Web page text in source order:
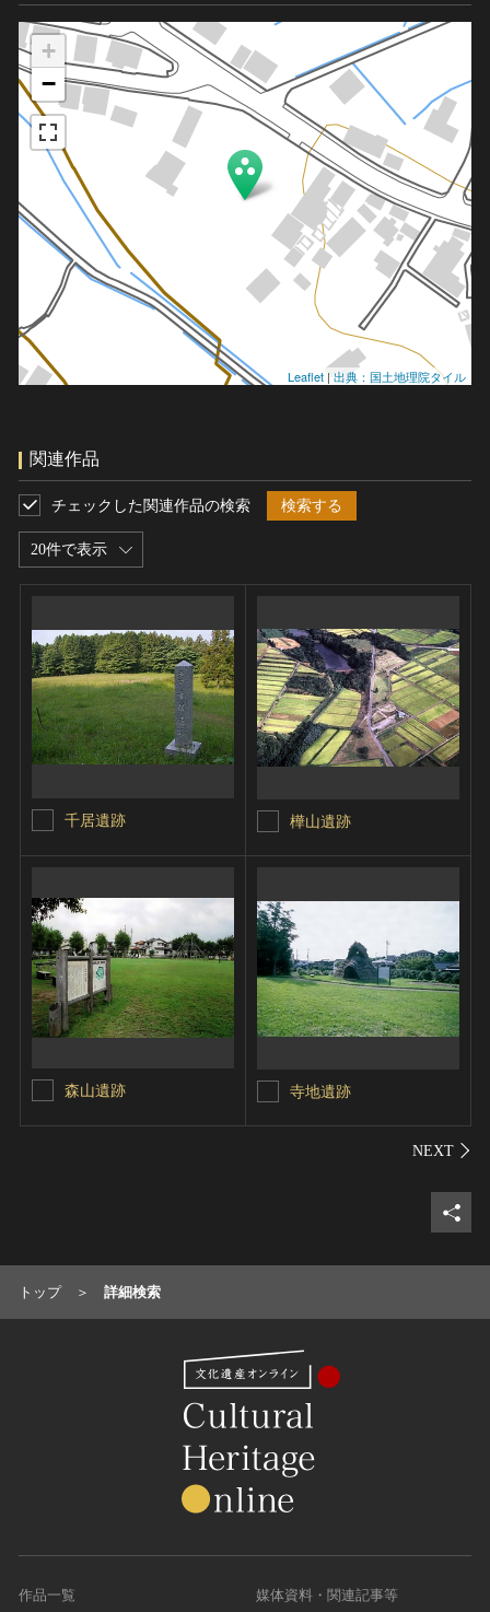
+
−
Leaflet | 出典：国土地理院タイル
関連作品
20件で表示
チェックした関連作品の検索 検索する
千居遺跡 樺山遺跡
森山遺跡 寺地遺跡
シェ
トップ 詳細検索
作品一覧 媒体資料・関連記事等